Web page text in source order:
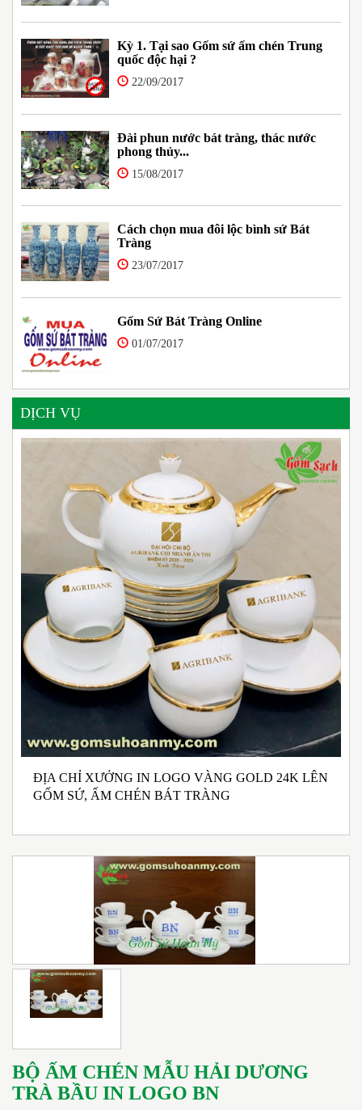
Kỳ 1. Tại sao Gốm sứ ấm chén Trung
quốc độc hại ?
22/09/2017
Đài phun nước bát tràng, thác nước
phong thủy...
15/08/2017
Cách chọn mua đôi lộc bình sứ Bát
Tràng
23/07/2017
Gốm Sứ Bát Tràng Online
01/07/2017
DỊCH VỤ
ĐỊA CHỈ XƯỞNG IN LOGO VÀNG GOLD 24K LÊN
GỐM SỨ, ẤM CHÉN BÁT TRÀNG
BỘ ẤM CHÉN MẪU HẢI DƯƠNG
TRÀ BẦU IN LOGO BN